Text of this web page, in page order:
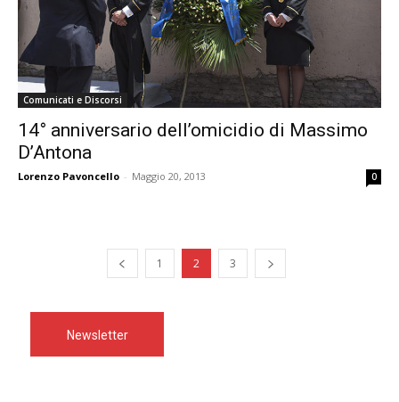
Comunicati e Discorsi
14° anniversario dell’omicidio di Massimo
D’Antona
Lorenzo Pavoncello - Maggio 20, 2013 0
1 2 3
Newsletter